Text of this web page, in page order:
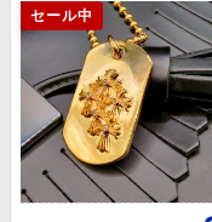
セール中